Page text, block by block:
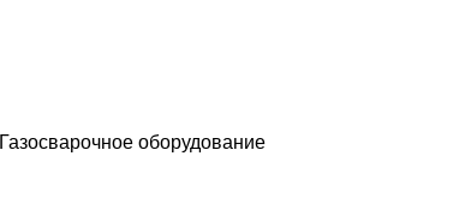
Газосварочное оборудование